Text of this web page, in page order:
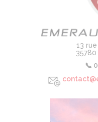
13
35780
📞